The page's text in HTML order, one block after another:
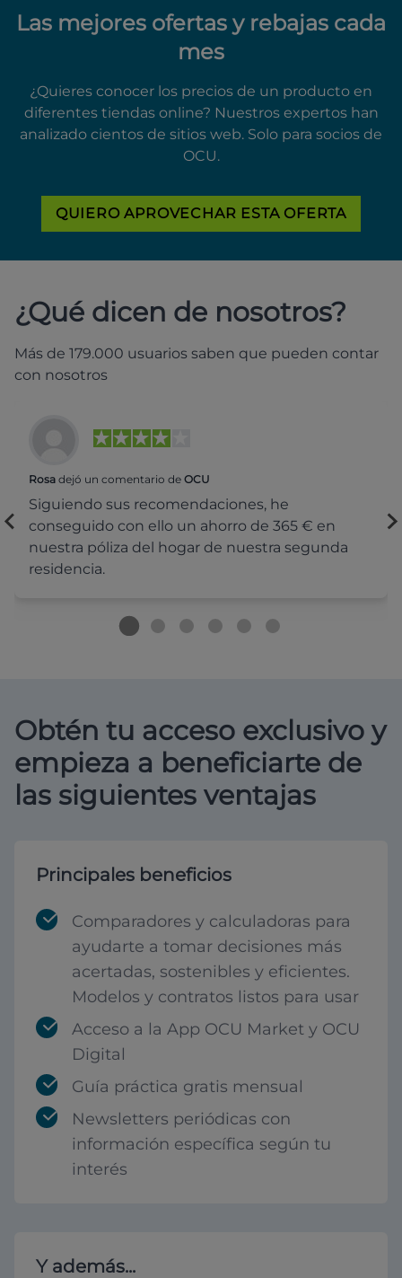
Las mejores ofertas y rebajas cada
mes
¿Quieres conocer los precios de un producto en
diferentes tiendas online? Nuestros expertos han
analizado cientos de sitios web. Solo para socios de
OCU.
QUIERO APROVECHAR ESTA OFERTA
¿Qué dicen de nosotros?
Más de 179.000 usuarios saben que pueden contar
con nosotros
Rosa dejó un comentario de OCU
Siguiendo sus recomendaciones, he
conseguido con ello un ahorro de 365 € en
nuestra póliza del hogar de nuestra segunda
residencia.
Obtén tu acceso exclusivo y
empieza a beneficiarte de
las siguientes ventajas
Principales beneficios
Comparadores y calculadoras para
ayudarte a tomar decisiones más
acertadas, sostenibles y eficientes.
Modelos y contratos listos para usar
Acceso a la App OCU Market y OCU
Digital
Guía práctica gratis mensual
Newsletters periódicas con
información específica según tu
interés
Y además...